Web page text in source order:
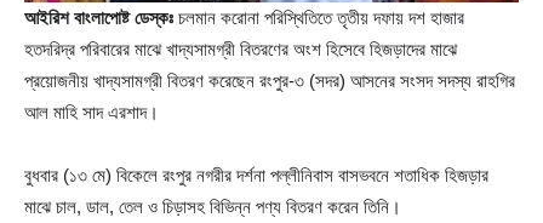
আইরিশ বাংলাপোষ্ট ডেস্কঃ চলমান করোনা পরিস্থিতিতে তৃতীয় দফায় দশ হাজার
হতদরিদ্র পরিবারের মাঝে খাদ্যসামগ্রী বিতরণের অংশ হিসেবে হিজড়াদের মাঝে
প্রয়োজনীয় খাদ্যসামগ্রী বিতরণ করেছেন রংপুর-৩ (সদর) আসনের সংসদ সদস্য রাহগির
আল মাহি সাদ এরশাদ।
বুধবার (১৩ মে) বিকেলে রংপুর নগরীর দর্শনা পল্লীনিবাস বাসভবনে শতাধিক হিজড়ার
মাঝে চাল, ডাল, তেল ও চিড়াসহ বিভিন্ন পণ্য বিতরণ করেন তিনি।